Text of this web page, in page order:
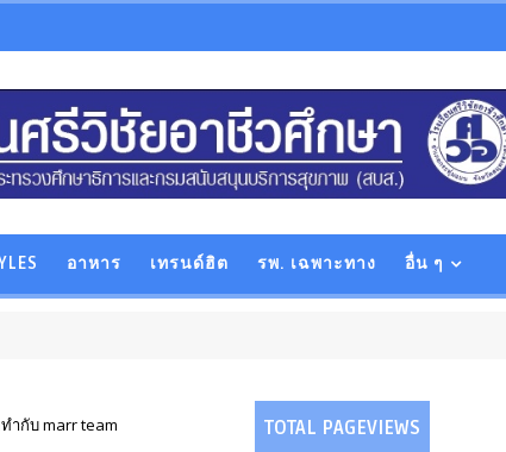
อาหาร เทรนด์ฮิต รพ. เฉพาะทาง อื่น ๆ
ำกับ marr team TOTAL PAGEVIEWS